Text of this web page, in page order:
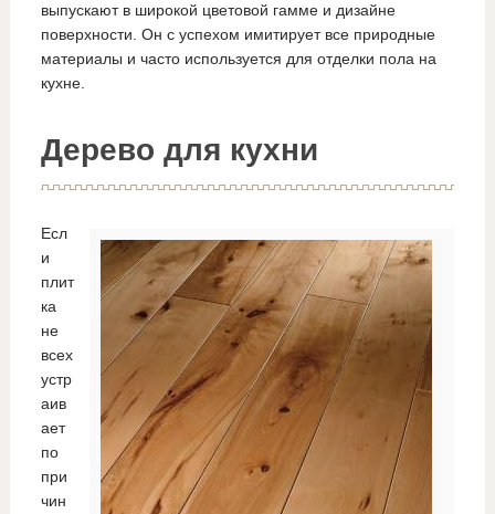
выпускают в широкой цветовой гамме и дизайне
поверхности. Он с успехом имитирует все природные
материалы и часто используется для отделки пола на
кухне.
Дерево для кухни
Есл
и
плит
ка
не
всех
устр
аив
ает
по
при
чин